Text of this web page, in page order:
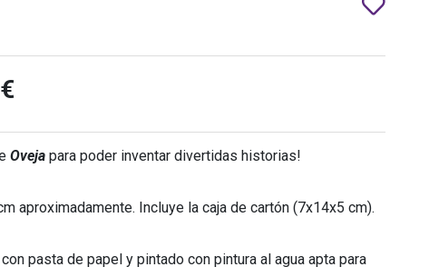
Oveja para poder inventar divertidas historias!
aproximadamente. Incluye la caja de cartón (7x14x5 cm).
pasta de papel y pintado con pintura al agua apta para